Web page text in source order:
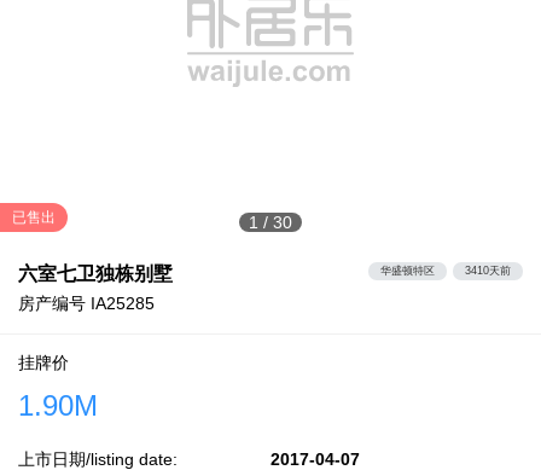
1 / 30
已售出
六室七卫独栋别墅
房产编号 IA25285
华盛顿特区 3410天前
挂牌价
1.90M
上市日期/listing date: 2017-04-07